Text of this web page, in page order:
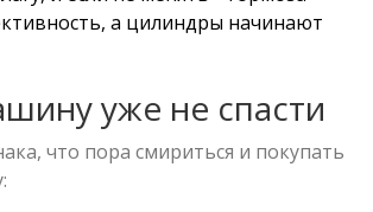
а цилиндры начинают
уже не спасти
что пора смириться и покупать